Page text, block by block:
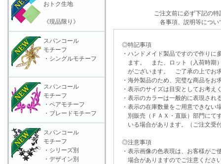
ご注文前に必ず下記の
各事項、説明等につい
◎特記事項
・ハンドメイド製品ですので作りに
ます。 また、ロット（入荷時期）
がございます。 ご了承の上でお求
・海外製品のため、完璧な商品をお
・表示のサイズは目安としてお考え
・表示のカラーは一般的に表現され
・表示の在庫数量をご用意できな
別販売（ＦＡＸ・直販）部門にて
いる場合があります。（ご注文受
◎注意事項
・表示画像の色表現は、お客様がご
場合がありますのでご注意くださ
おトク生地
《現品限り》
スパンコール
モチーフ
・シングルモチーフ
スパンコール
モチーフ
・ペアモチーフ
・ブレードモチーフ
スパンコール
モチーフ
・シリーズ別
・デザイン別